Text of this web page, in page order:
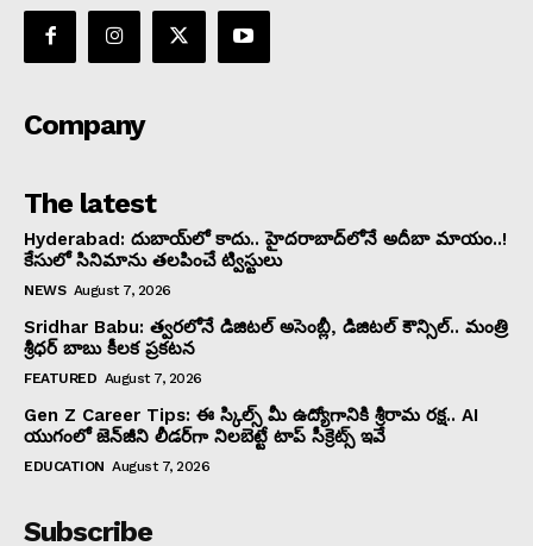
Company
The latest
Hyderabad: దుబాయ్‌లో కాదు.. హైదరాబాద్‌లోనే అదీబా మాయం..!
కేసులో సినిమాను తలపించే ట్విస్టులు
NEWS August 7, 2026
Sridhar Babu: త్వరలోనే డిజిటల్ అసెంబ్లీ, డిజిటల్ కౌన్సిల్.. మంత్రి
శ్రీధర్ బాబు కీలక ప్రకటన
FEATURED August 7, 2026
Gen Z Career Tips: ఈ స్కిల్స్ మీ ఉద్యోగానికి శ్రీరామ రక్ష.. AI
యుగంలో జెన్‌జీని లీడర్‌గా నిలబెట్టే టాప్ సీక్రెట్స్ ఇవే
EDUCATION August 7, 2026
Subscribe